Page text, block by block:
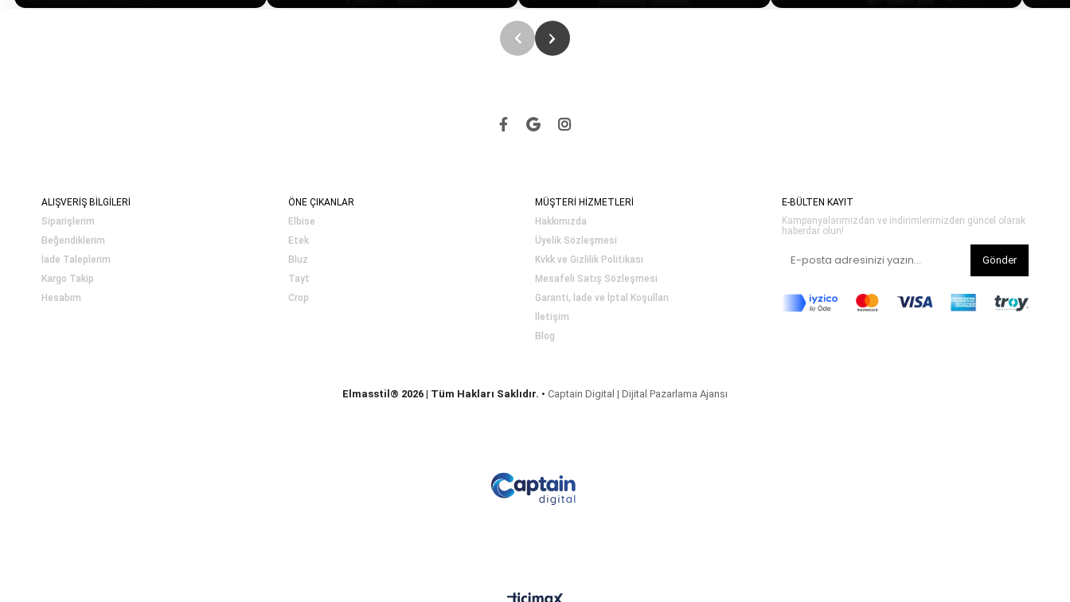
ALIŞVERİŞ BİLGİLERİ
Siparişlerim
Beğendiklerim
İade Taleplerim
Kargo Takip
Hesabım
ÖNE ÇIKANLAR
Elbise
Etek
Bluz
Tayt
Crop
MÜŞTERİ HİZMETLERİ
Hakkımızda
Üyelik Sözleşmesi
Kvkk ve Gizlilik Politikası
Mesafeli Satış Sözleşmesi
Garanti, İade ve İptal Koşulları
İletişim
Blog
E-BÜLTEN KAYIT
Kampanyalarımızdan ve indirimlerimizden güncel olarak
haberdar olun!
Gönder
Elmasstil® 2026 | Tüm Hakları Saklıdır. • Captain Digital | Dijital Pazarlama Ajansı